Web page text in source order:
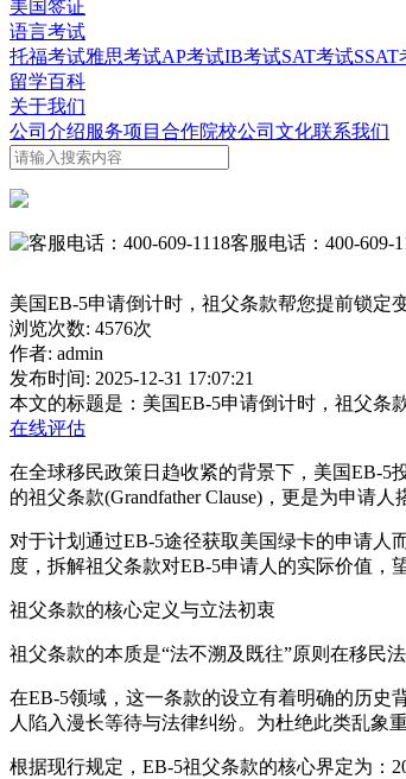
美国签证
语言考试
托福考试雅思考试AP考试IB考试SAT考试SSAT
留学百科
关于我们
公司介绍服务项目 合作院校公司文化联系我们
客服电话：400-609-
美国EB-5申请倒计时，祖父条款帮您提前锁定
浏览次数: 4576次
作者: admin
发布时间: 2025-12-31 17:07:21
本文的标题是： 美国EB-5申请倒计时，祖父条
在线评估
在全球移民政策日趋收紧的背景下，美国EB-5
的祖父条款(Grandfather Clause)，更是为申请人
对于计划通过EB-5途径获取美国绿卡的申请
度，拆解祖父条款对EB-5申请人的实际价值，
祖父条款的核心定义与立法初衷
祖父条款的本质是“法不溯及既往”原则在移民
在EB-5领域，这一条款的设立有着明确的历史
人陷入漫长等待与法律纠纷。为杜绝此类乱象
根据现行规定，EB-5祖父条款的核心界定为：